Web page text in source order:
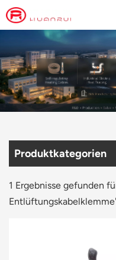
Produktkategorien
1 Ergebnisse gefunden